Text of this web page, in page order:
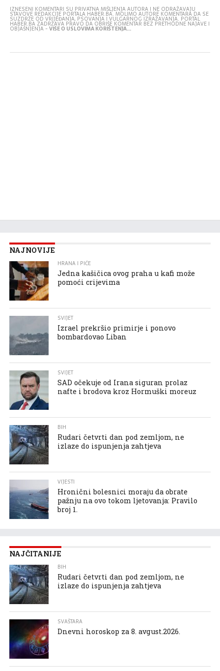
IZNESENI KOMENTARI SU PRIVATNA MIŠLJENJA AUTORA I NE ODRAŽAVAJU
STAVOVE REDAKCIJE PORTALA HABER.BA. MOLIMO AUTORE KOMENTARA DA SE
SUZDRŽE OD VRIJEĐANJA, PSOVANJA I VULGARNOG IZRAŽAVANJA. PORTAL
HABER.BA ZADRŽAVA PRAVO DA OBRIŠE KOMENTAR BEZ PRETHODNE NAJAVE I
OBJAŠNJENJA -VIŠE O USLOVIMA KORIŠTENJA...
NAJNOVIJE
HRANA I PIĆE
Jedna kašičica ovog praha u kafi može
pomoći crijevima
SVIJET
Izrael prekršio primirje i ponovo
bombardovao Liban
SVIJET
SAD očekuje od Irana siguran prolaz
nafte i brodova kroz Hormuški moreuz
BIH
Rudari četvrti dan pod zemljom, ne
izlaze do ispunjenja zahtjeva
VIJESTI
Hronični bolesnici moraju da obrate
pažnju na ovo tokom ljetovanja: Pravilo
broj 1.
NAJČITANIJE
BIH
Rudari četvrti dan pod zemljom, ne
izlaze do ispunjenja zahtjeva
SVAŠTARA
Dnevni horoskop za 8. avgust.2026.